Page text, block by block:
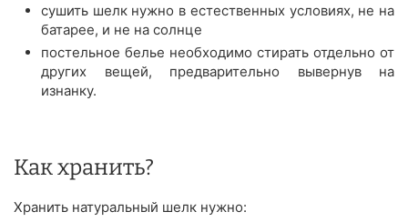
сушить шелк нужно в естественных условиях, не на
батарее, и не на солнце
постельное белье необходимо стирать отдельно от
других вещей, предварительно вывернув на
изнанку.
Как хранить?
Хранить натуральный шелк нужно: